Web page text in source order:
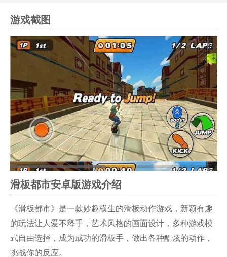
游戏截图
滑板都市安卓版游戏介绍
《滑板都市》是一款妙趣横生的滑板动作游戏，新颖有趣
的玩法让人爱不释手，艺术风格的画面设计，多种游戏模
式自由选择，成为成功的滑板手，做出各种酷炫的动作，
挑战你的反应。